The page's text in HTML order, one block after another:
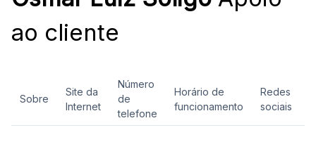
ao cliente
Sobre
Site da
Internet
Número
de
telefone
Horário de
funcionamento
Redes
sociais